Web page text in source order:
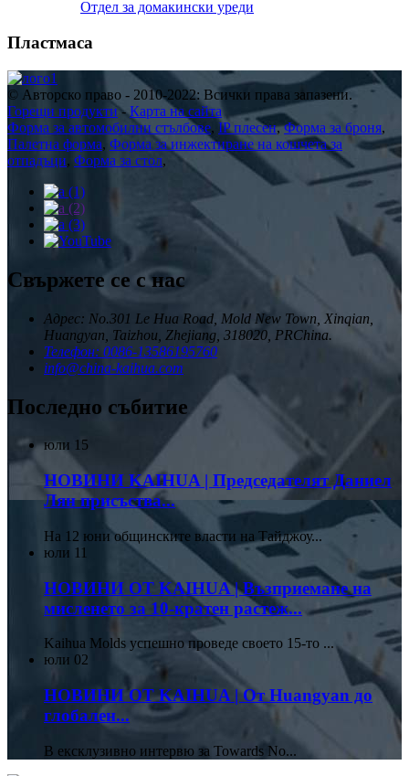
Отдел за домакински уреди
Пластмаса
© Авторско право - 2010-2022: Всички права запазени.
Горещи продукти-Карта на сайта
Форма за автомобилни стълбове, IP плесен,Форма за броня,
Палетна форма, Форма за инжектиране на кошчета за
отпадъци, Форма за стол,
Свържете се с нас
Адрес: No.301 Le Hua Road, Mold New Town, Xinqian,
Huangyan, Taizhou, Zhejiang, 318020, PRChina.
Телефон: 0086-13586195760
info@china-kaihua.com
Последно събитие
юли 15
НОВИНИ KAIHUA | Председателят Даниел
Лян присъства...
На 12 юни общинските власти на Тайджоу...
юли 11
НОВИНИ ОТ KAIHUA | Възприемане на
мисленето за 10-кратен растеж...
Kaihua Molds успешно проведе своето 15-то ...
юли 02
НОВИНИ ОТ KAIHUA | От Huangyan до
глобален...
В ексклузивно интервю за Towards No...